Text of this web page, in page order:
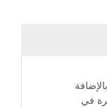
من الخبرة في